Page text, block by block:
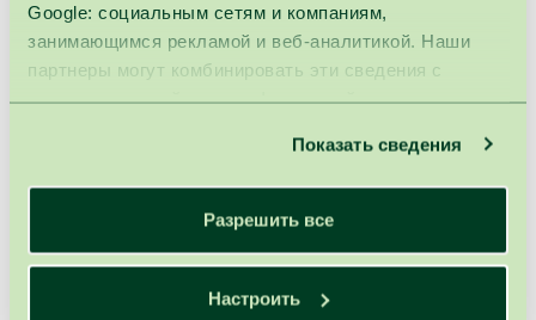
Google: социальным сетям и компаниям,
занимающимся рекламой и веб-аналитикой. Наши
партнеры могут комбинировать эти сведения с
предоставленной вами информацией, а также
Показать сведения
Разрешить все
Настроить
расслабление нервной системы;
восстановить энергию;
питают дыхательные пути;
питать кожу тела.
Цена включает:
консультация врача ФМР